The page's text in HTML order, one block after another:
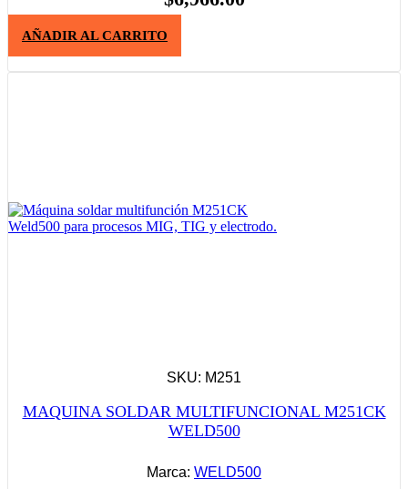
AÑADIR AL CARRITO
SKU: M251
MAQUINA SOLDAR MULTIFUNCIONAL M251CK
WELD500
Marca: WELD500